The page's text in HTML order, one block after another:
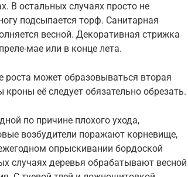
В остальных случаях просто не
подсыпается торф. Санитарная
весной. Декоративная стрижка
мае или в конце лета.
роста может образовываться вторая
её следует обязательно обрезать.
по причине плохого ухода,
возбудители поражают корневище,
опрыскивании бордоской
случаях деревья обрабатывают весной